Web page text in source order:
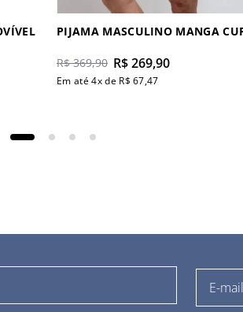
PIJAMA MASCULINO MANGA
R$ 369,90 R$269,90
Em até4x de R$ 67,47